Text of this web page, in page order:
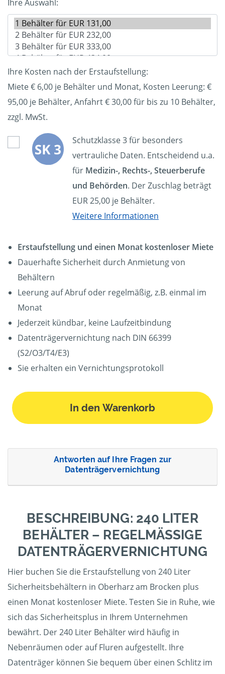
Ihre Auswahl:
Ihre Kosten nach der Erstaufstellung:
Miete € 6,00 je Behälter und Monat, Kosten Leerung: €
95,00 je Behälter, Anfahrt € 30,00 für bis zu 10 Behälter,
zzgl. MwSt.
Schutzklasse 3 für besonders
vertrauliche Daten. Entscheidend u.a.
für Medizin-, Rechts-, Steuerberufe
und Behörden. Der Zuschlag beträgt
EUR 25,00 je Behälter.
Weitere Informationen
Erstaufstellung und einen Monat kostenloser Miete
Dauerhafte Sicherheit durch Anmietung von
Behältern
Leerung auf Abruf oder regelmäßig, z.B. einmal im
Monat
Jederzeit kündbar, keine Laufzeitbindung
Datenträgervernichtung nach DIN 66399
(S2/O3/T4/E3)
Sie erhalten ein Vernichtungsprotokoll
In den Warenkorb
Antworten auf Ihre Fragen zur
Datenträgervernichtung
BESCHREIBUNG: 240 LITER
BEHÄLTER – REGELMÄSSIGE D
ATENTRÄGERVERNICHTUNG
Hier buchen Sie die Erstaufstellung von 240 Liter
Sicherheitsbehältern in Oberharz am Brocken plus
einen Monat kostenloser Miete. Testen Sie in Ruhe, wie
sich das Sicherheitsplus in Ihrem Unternehmen
bewährt. Der 240 Liter Behälter wird häufig in
Nebenräumen oder auf Fluren aufgestellt. Ihre
Datenträger können Sie bequem über einen Schlitz im